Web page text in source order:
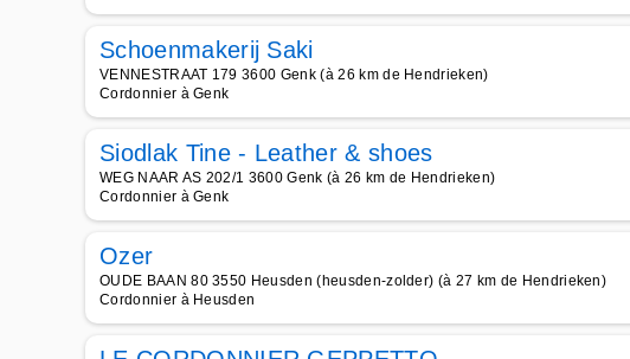
Schoenmakerij Saki
VENNESTRAAT 179 3600 Genk (à 26 km de Hendrieken)
Cordonnier à Genk
Siodlak Tine - Leather & shoes
WEG NAAR AS 202/1 3600 Genk (à 26 km de Hendrieken)
Cordonnier à Genk
Ozer
OUDE BAAN 80 3550 Heusden (heusden-zolder) (à 27 km de Hendrieken)
Cordonnier à Heusden